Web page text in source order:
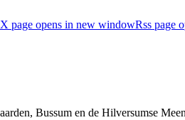
X page opens in new windowRss page
Bussum en de Hilversumse